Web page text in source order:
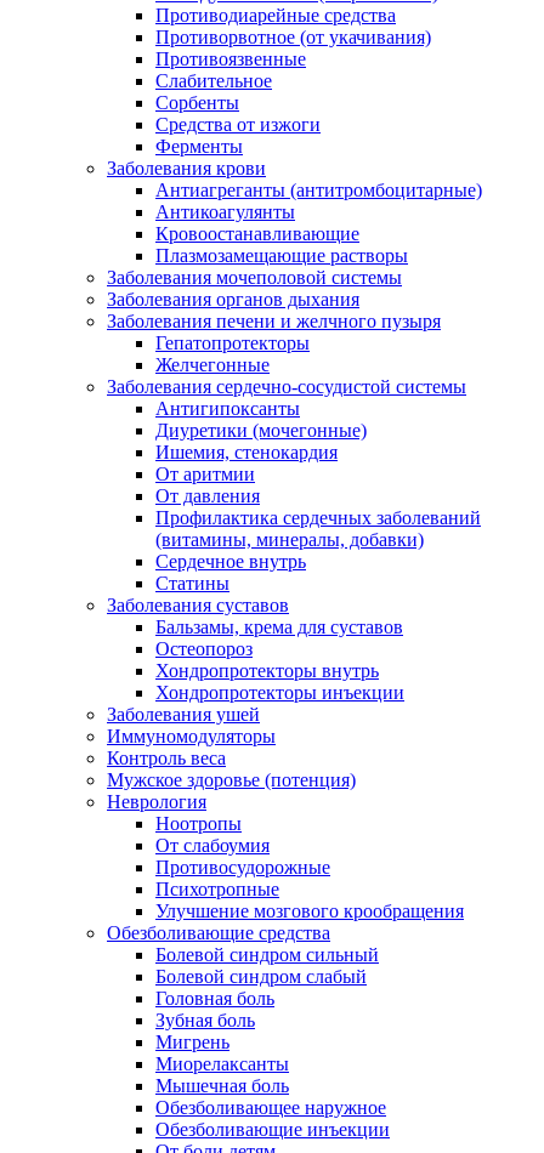
Противодиарейные средства
Противорвотное (от укачивания)
Противоязвенные
Слабительное
Сорбенты
Средства от изжоги
Ферменты
Заболевания крови
Антиагреганты (антитромбоцитарные)
Антикоагулянты
Кровоостанавливающие
Плазмозамещающие растворы
Заболевания мочеполовой системы
Заболевания органов дыхания
Заболевания печени и желчного пузыря
Гепатопротекторы
Желчегонные
Заболевания сердечно-сосудистой системы
Антигипоксанты
Диуретики (мочегонные)
Ишемия, стенокардия
От аритмии
От давления
Профилактика сердечных заболеваний
(витамины, минералы, добавки)
Сердечное внутрь
Статины
Заболевания суставов
Бальзамы, крема для суставов
Остеопороз
Хондропротекторы внутрь
Хондропротекторы инъекции
Заболевания ушей
Иммуномодуляторы
Контроль веса
Мужское здоровье (потенция)
Неврология
Ноотропы
От слабоумия
Противосудорожные
Психотропные
Улучшение мозгового крообращения
Обезболивающие средства
Болевой синдром сильный
Болевой синдром слабый
Головная боль
Зубная боль
Мигрень
Миорелаксанты
Мышечная боль
Обезболивающее наружное
Обезболивающие инъекции